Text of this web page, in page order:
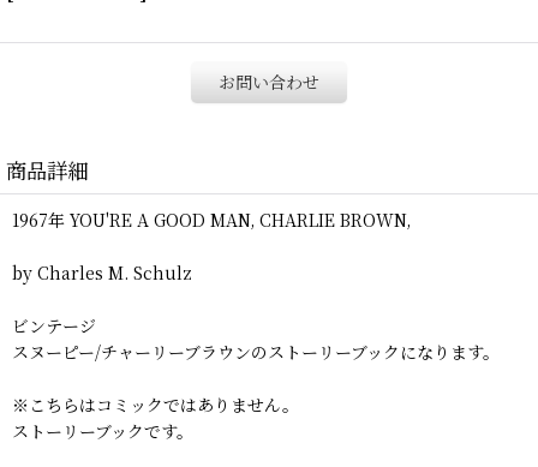
お問い合わせ
商品詳細
1967年 YOU'RE A GOOD MAN, CHARLIE BROWN,
by Charles M. Schulz
ビンテージ
スヌーピー/チャーリーブラウンのストーリーブックになります。
※こちらはコミックではありません。
ストーリーブックです。